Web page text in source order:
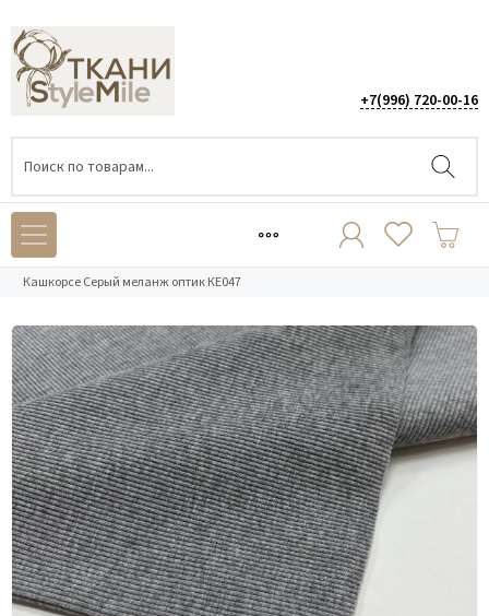
+7(996) 720-00-16
Каталог
Кашкорсе Серый меланж оптик КЕ047